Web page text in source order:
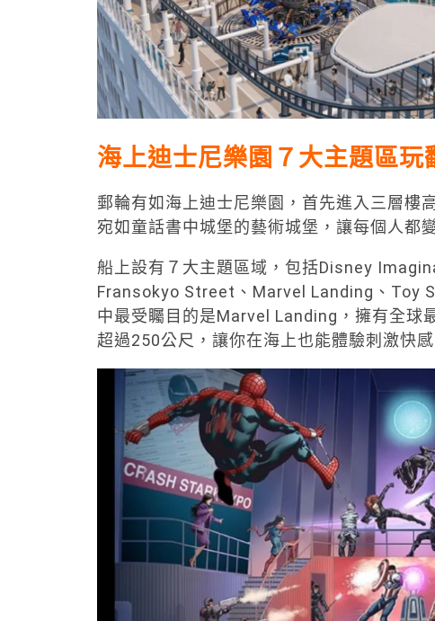
海上迪士尼樂園７大主題區玩
郵輪有如海上迪士尼樂園，首先進入三層
宛如童話書中城堡的藝術城堡，讓每個人都
船上設有７大主題區域，包括Disney
Fransokyo Street、Marvel Landing、Toy
中最受矚目的是Marvel Landing，擁有全
超過250公尺，讓你在海上也能體驗刺激快感